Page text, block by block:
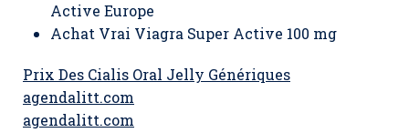
Active Europe
Achat Vrai Viagra Super Active 100 mg
Prix Des Cialis Oral Jelly Génériques
agendalitt.com
agendalitt.com